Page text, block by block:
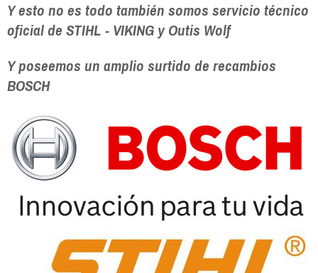
Y esto no es todo también somos servicio técnico
oficial de STIHL - VIKING y Outis Wolf
Y poseemos un amplio surtido de recambios
BOSCH